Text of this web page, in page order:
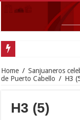
Home / Sanjuaneros
de Puerto Cabello / H3
H3 (5)